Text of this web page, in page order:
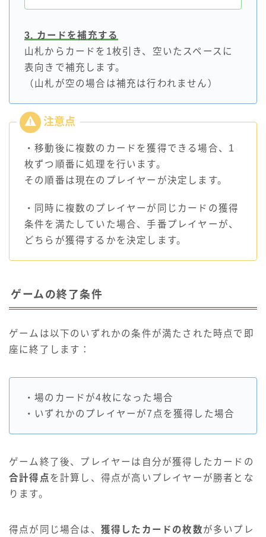
3. カードを補充する
山札からカードを1枚引き、空いたスペースに
表向きで補充します。
（山札が空の場合は補充は行われません）
・移動後に複数のカードを獲得できる場合、1
枚ずつ順番に処理を行います。
その順番は現在のプレイヤーが決定します。
・同時に複数のプレイヤーが同じカードの獲得
条件を満たしていた場合、手番プレイヤーが、
どちらが獲得するかを決定します。
ゲームの終了条件
ゲームは以下のいずれかの条件が満たされた時点で即
座に終了します：
・場のカードが4枚になった場合
・いずれかのプレイヤーが7点を獲得した場合
ゲーム終了後、プレイヤーは自分が獲得したカードの
合計得点を計算し、得点が高いプレイヤーが勝者とな
ります。
得点が同じ場合は、 獲得したカードの枚数が多いプレ